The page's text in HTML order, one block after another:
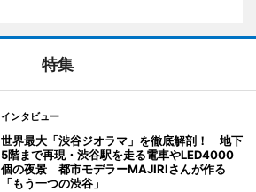
特集
インタビュー
世界最大「渋谷ジオラマ」を徹底解剖！ 地下
5階まで再現・渋谷駅を走る電車やLED4000
個の夜景 都市モデラーMAJIRIさんが作る
「もう一つの渋谷」